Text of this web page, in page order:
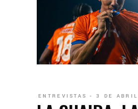
ENTREVISTAS 3 DE